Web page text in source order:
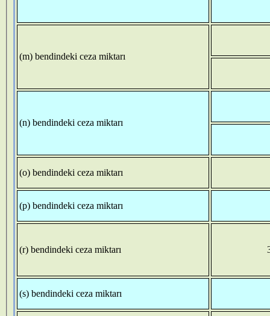
(m) bendindeki ceza miktarı
(n) bendindeki ceza miktarı
(o) bendindeki ceza miktarı
(p) bendindeki ceza miktarı
(r) bendindeki ceza miktarı
(s) bendindeki ceza miktarı